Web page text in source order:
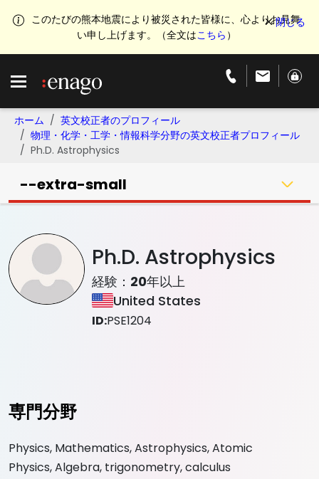
このたびの熊本地震により被災された皆様に、心よりお見舞
い申し上げます。（全文はこちら ）
ホーム
英文校正者のプロフィール
物理・化学・工学・情報科学分野の英文校正者プロフィール
Ph.D. Astrophysics
--extra-small
Ph.D. Astrophysics
経験： 20年以上
United States
ID:PSE1204
専門分野
Physics, Mathematics, Astrophysics, Atomic
Physics, Algebra, trigonometry, calculus